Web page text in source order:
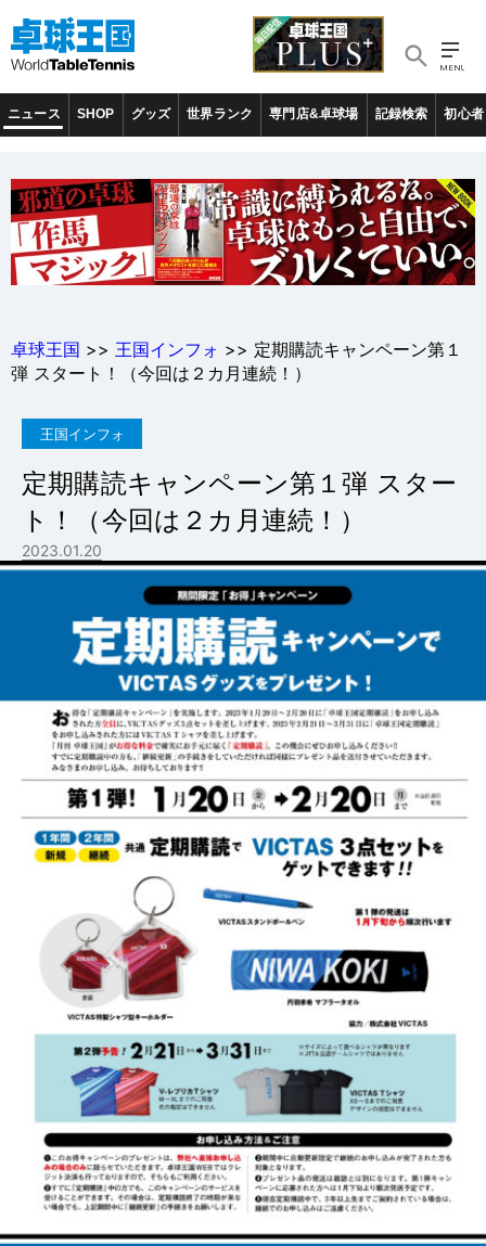
ニュース SHOP グッズ 世界ランク 専門店&卓球場 記録検索 初心者
卓球王国 >> 王国インフォ >> 定期購読キャンペーン第１
弾 スタート！（今回は２カ月連続！）
王国インフォ
定期購読キャンペーン第１弾 スター
ト！（今回は２カ月連続！）
2023.01.20